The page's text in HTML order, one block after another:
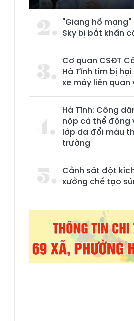
"Giang hồ mạng"
Sky bị bắt khẩn
Cơ quan CSĐT
Hà Tĩnh tìm bị
xe máy liên quan
Hà Tĩnh: Công
nộp cá thể động
lớp da đổi màu
trường
Cảnh sát đột
xưởng chế tạo